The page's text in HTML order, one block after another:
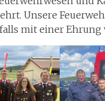
Unsere
mit einer Ehrung